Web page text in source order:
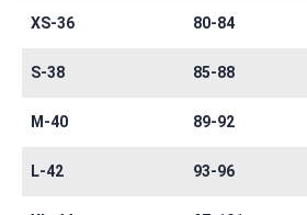
XS-36 80-84
S-38 85-88
M-40 89-92
L-42 93-96